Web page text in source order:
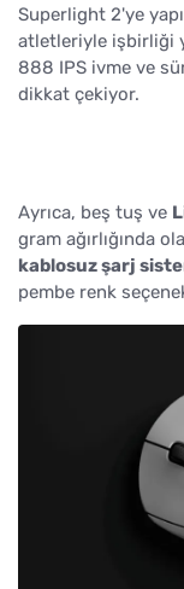
Superlight 2'ye
atletleriyle işbirliği
888 IPS ivme ve
dikkat çekiyor.
Ayrıca, beş tuş ve
gram ağırlığında
kablosuz şarj
pembe renk